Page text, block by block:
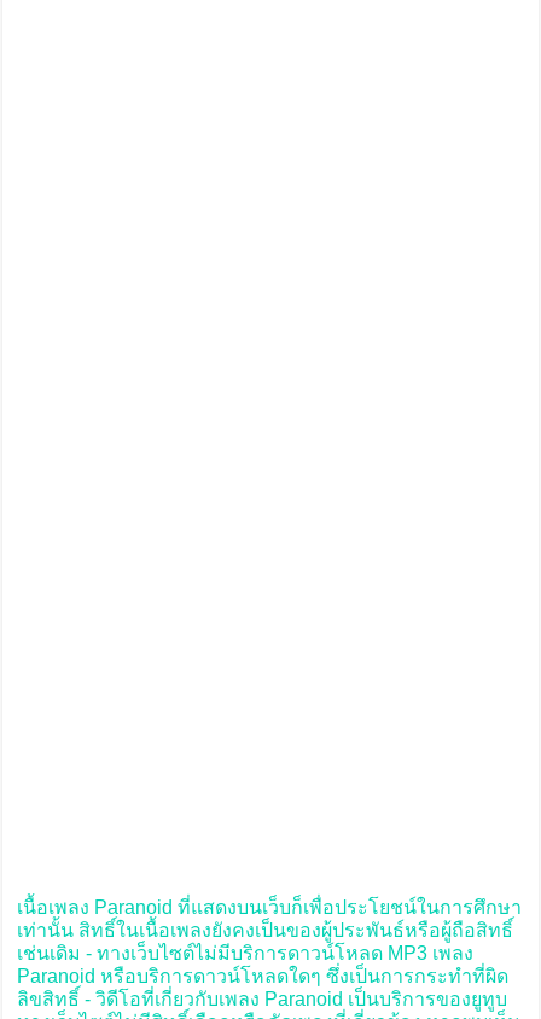
เนื้อเพลง Paranoid ที่แสดงบนเว็บก็เพื่อประโยชน์ในการศึกษา
เท่านั้น สิทธิ์ในเนื้อเพลงยังคงเป็นของผู้ประพันธ์หรือผู้ถือสิทธิ์
เช่นเดิม - ทางเว็บไซต์ไม่มีบริการดาวน์โหลด MP3 เพลง
Paranoid หรือบริการดาวน์โหลดใดๆ ซึ่งเป็นการกระทำที่ผิด
ลิขสิทธิ์ - วิดีโอที่เกี่ยวกับเพลง Paranoid เป็นบริการของยูทูบ